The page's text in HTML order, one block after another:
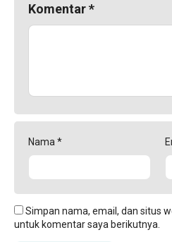
Komentar*
Nama *
Simpan nama, email, dan situs
untuk komentar saya berikutnya.